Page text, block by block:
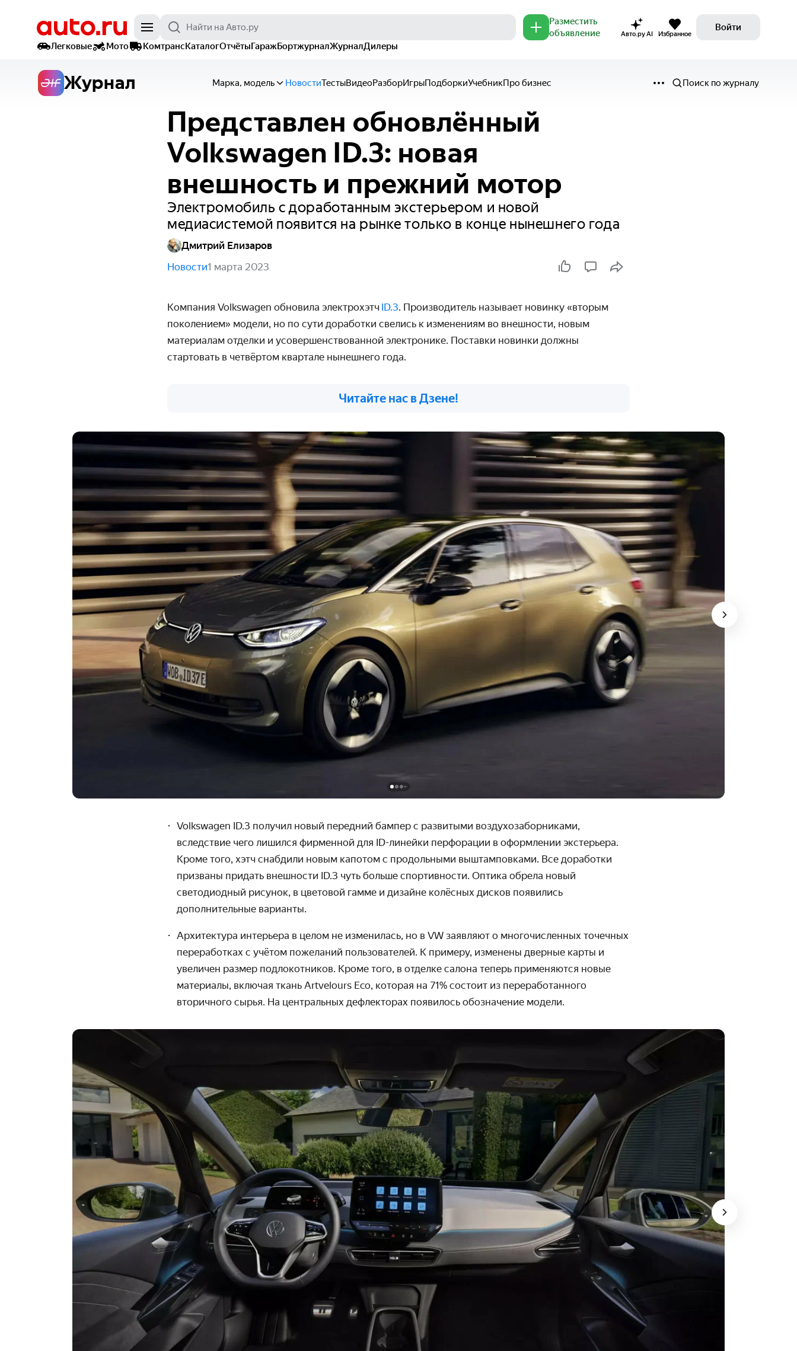
Разместить
объявление
Авто.ру AI Избранное
Войти
Легковые
Мото КомтрансКаталогОтчётыГаражБортжурналЖурналДилеры
Журнал Марка, модель НовостиТестыВидеоРазборИгрыПодборкиУчебникПро бизнес Поиск по журналу
Представлен обновлённый
Volkswagen ID.3: новая
внешность и прежний мотор
Электромобиль с доработанным экстерьером и новой
медиасистемой появится на рынке только в конце нынешнего года
Дмитрий Елизаров
Новости1 марта 2023
Компания Volkswagen обновила электрохэтч ID.3. Производитель называет новинку «вторым
поколением» модели, но по сути доработки свелись к изменениям во внешности, новым
материалам отделки и усовершенствованной электронике. Поставки новинки должны
стартовать в четвёртом квартале нынешнего года.
Читайте нас в Дзене!
Volkswagen ID.3 получил новый передний бампер с развитыми воздухозаборниками,
вследствие чего лишился фирменной для ID-линейки перфорации в оформлении экстерьера.
Кроме того, хэтч снабдили новым капотом с продольными выштамповками. Все доработки
призваны придать внешности ID.3 чуть больше спортивности. Оптика обрела новый
светодиодный рисунок, в цветовой гамме и дизайне колёсных дисков появились
дополнительные варианты.
Архитектура интерьера в целом не изменилась, но в VW заявляют о многочисленных точечных
переработках с учётом пожеланий пользователей. К примеру, изменены дверные карты и
увеличен размер подлокотников. Кроме того, в отделке салона теперь применяются новые
материалы, включая ткань Artvelours Eco, которая на 71% состоит из переработанного
вторичного сырья. На центральных дефлекторах появилось обозначение модели.